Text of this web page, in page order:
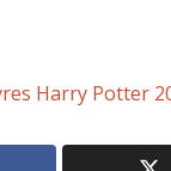
Harry Potter